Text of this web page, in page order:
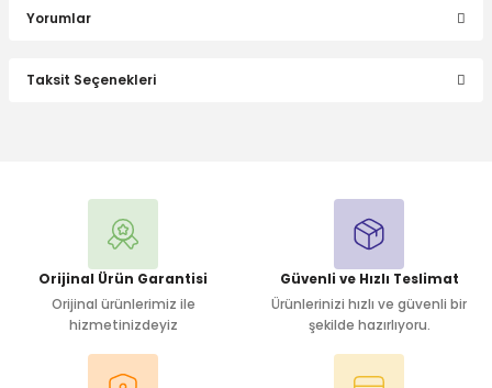
Yorumlar
Taksit Seçenekleri
Orijinal Ürün Garantisi
Orijinal ürünlerimiz ile
hizmetinizdeyiz
Güvenli ve Hızlı Teslimat
Ürünlerinizi hızlı ve güvenli bir
şekilde hazırlıyoru.